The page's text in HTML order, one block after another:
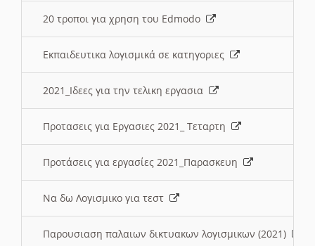
20 τροποι για χρηση του Edmodo
Εκπαιδευτικα λογισμικά σε κατηγοριες
2021_Ιδεες για την τελικη εργασια
Προτασεις για Εργασιες 2021_ Τεταρτη
Προτάσεις για εργασίες 2021_Παρασκευη
Να δω Λογισμικο για τεστ
Παρουσιαση παλαιων δικτυακων λογισμικων (2021)